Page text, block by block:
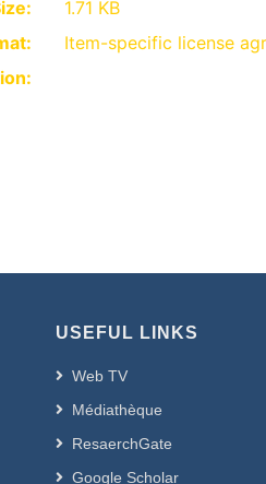
1.71 KB
Item-specific license
USEFUL LINKS
Web TV
Médiathèque
ResaerchGate
Google Scholar